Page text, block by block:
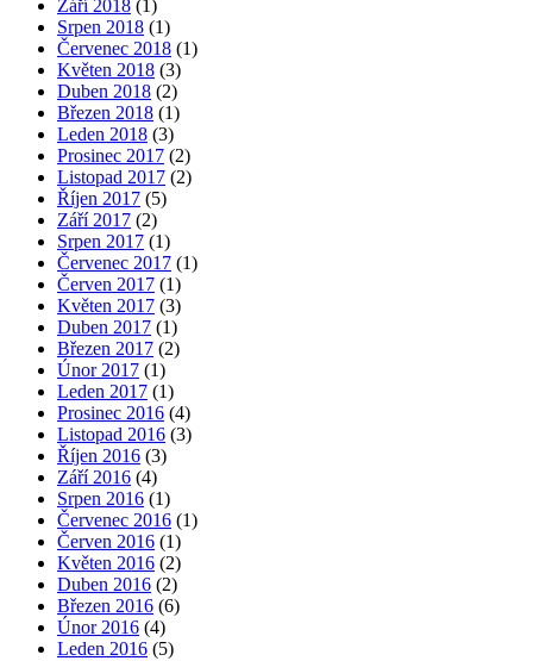
Září 2018 (1)
Srpen 2018 (1)
Červenec 2018 (1)
Květen 2018 (3)
Duben 2018 (2)
Březen 2018 (1)
Leden 2018 (3)
Prosinec 2017 (2)
Listopad 2017 (2)
Říjen 2017 (5)
Září 2017 (2)
Srpen 2017 (1)
Červenec 2017 (1)
Červen 2017 (1)
Květen 2017 (3)
Duben 2017 (1)
Březen 2017 (2)
Únor 2017 (1)
Leden 2017 (1)
Prosinec 2016 (4)
Listopad 2016 (3)
Říjen 2016 (3)
Září 2016 (4)
Srpen 2016 (1)
Červenec 2016 (1)
Červen 2016 (1)
Květen 2016 (2)
Duben 2016 (2)
Březen 2016 (6)
Únor 2016 (4)
Leden 2016 (5)